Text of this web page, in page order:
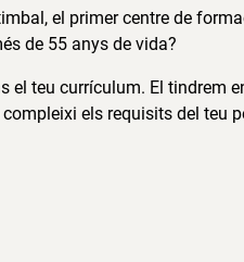
el primer centre de
de 55 anys de vida?
el teu currículum. El tindrem
els requisits del teu